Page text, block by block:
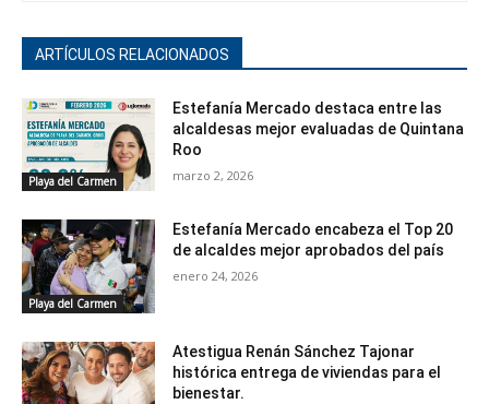
ARTÍCULOS RELACIONADOS
Playa del Carmen
Estefanía Mercado destaca entre las
alcaldesas mejor evaluadas de Quintana
Roo
marzo 2, 2026
Playa del Carmen
Estefanía Mercado encabeza el Top 20
de alcaldes mejor aprobados del país
enero 24, 2026
Atestigua Renán Sánchez Tajonar
histórica entrega de viviendas para el
bienestar.